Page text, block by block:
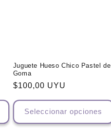
Juguete Hueso Chico Pastel de
Goma
Precio
$100,00 UYU
Seleccionar opciones